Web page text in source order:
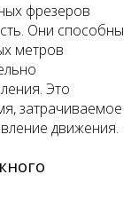
фрезеров
Они способны
метров
Это
затрачиваемое
движения.